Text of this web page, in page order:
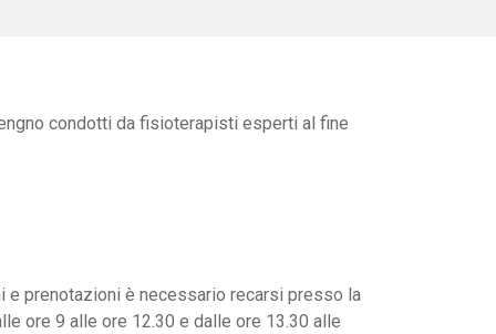
condotti da fisioterapisti esperti al fine
e prenotazioni è necessario recarsi presso la
ore 9 alle ore 12.30 e dalle ore 13.30 alle